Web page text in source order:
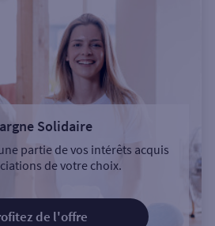
Solidaire
partie de vos intérêts acquis
de votre choix.
de l'offre